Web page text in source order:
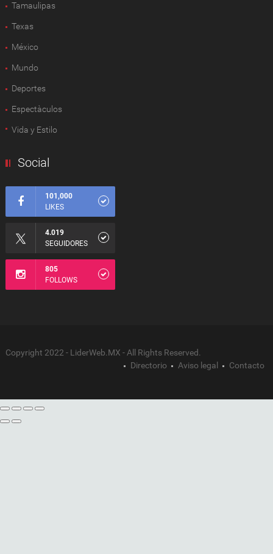
Tamaulipas
Texas
México
Mundo
Deportes
Espectàculos
Vida y Estilo
Social
101,000
LIKES
4.019
SEGUIDORES
805
FOLLOWS
Copyright 2022 - LiderWeb.MX - All Rights Reserved.
Directorio
Aviso legal Contacto